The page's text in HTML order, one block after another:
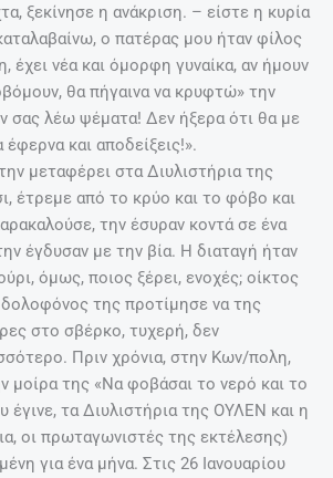
ξεκίνησε η ανάκριση. – είστε η κυρία
ο πατέρας μου ήταν φίλος
έχει νέα και όμορφη γυναίκα, αν ήμουν
θα πήγαινα να κρυφτώ» την
σας λέω ψέματα! Δεν ήξερα ότι θα με
και αποδείξεις!».
μεταφέρει στα Διυλιστήρια της
έτρεμε από το κρύο και το φόβο και
την έσυραν κοντά σε ένα
έγδυσαν με την βία. Η διαταγή ήταν
όμως, ποιος ξέρει, ενοχές; οίκτος
της προτίμησε να της
στο σβέρκο, τυχερή, δεν
Πριν χρόνια, στην Κων/πολη,
μοίρα της «Να φοβάσαι το νερό και το
έγινε, τα Διυλιστήρια της ΟΥΛΕΝ και η
οι πρωταγωνιστές της εκτέλεσης)
για ένα μήνα. Στις 26 Ιανουαρίου